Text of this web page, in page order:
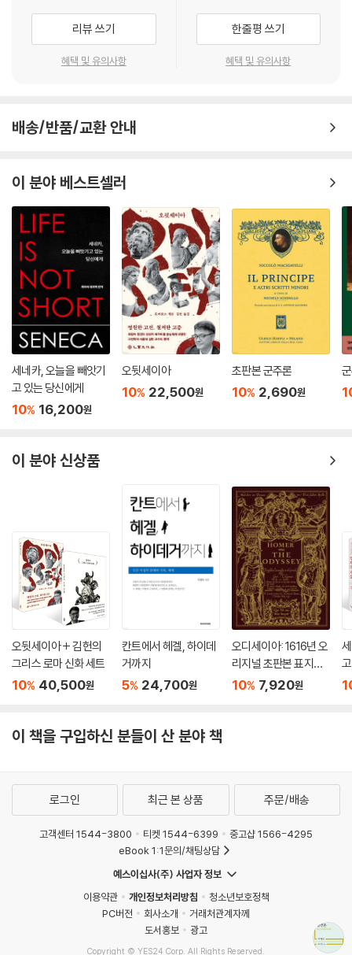
리뷰 쓰기
혜택 및 유의사항
한줄평 쓰기
혜택 및 유의사항
배송/반품/교환 안내
이 분야 베스트셀러
세네카, 오늘을 빼앗기
고 있는 당신에게
10% 16,200원
오뒷세이아
10% 22,500원
초판본 군주론
10% 2,690원
이 분야 신상품
오뒷세이아 + 김헌의
그리스 로마 신화 세트
10% 40,500원
칸트에서 헤겔, 하이데
거까지
5% 24,700원
오디세이아: 1616년 오
리지널 초판본 표지디
자인 (초판본)
10% 7,920원
이 책을 구입하신 분들이 산 분야 책
로그인 최근 본 상품 주문/배송
고객센터 1544-3800 티켓 1544-6399
중고샵 1566-4295
eBook 1:1문의/채팅상담
예스이십사(주) 사업자 정보
이용약관
개인정보처리방침
청소년보호정책
PC버전
회사소개
거래처관계자께
도서홍보
광고
Copyright © YES24 Corp. All Rights Reserved.